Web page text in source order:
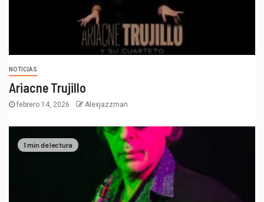
NOTICIAS
Ariacne Trujillo
febrero 14, 2026 Alexjazzman
1 min de lectura